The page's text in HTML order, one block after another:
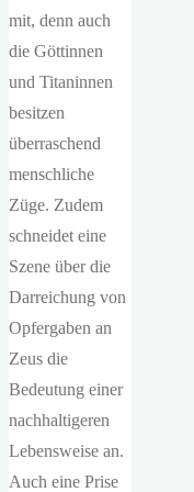
mit, denn auch
die Göttinnen
und Titaninnen
besitzen
überraschend
menschliche
Züge. Zudem
schneidet eine
Szene über die
Darreichung von
Opfergaben an
Zeus die
Bedeutung einer
nachhaltigeren
Lebensweise an.
Auch eine Prise